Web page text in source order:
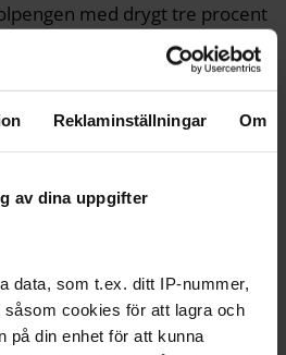
Reklaminställningar Om
av dina uppgifter
data, som t.ex. ditt IP-nummer,
cookies för att lagra och
på din enhet för att kunna
med drygt tre procent
innebär närmare 30
ska skolpengen täcka in
inte övertygade. De menar
inte medför något
som hög inflation.
till att potten tas bort.